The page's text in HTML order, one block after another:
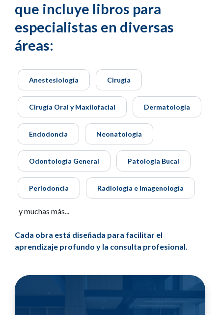
que incluye libros para
especialistas en diversas
áreas:
Anestesiología Cirugía
Cirugía Oral y Maxilofacial Dermatología
Endodoncia Neonatología
Odontología General Patología Bucal
Periodoncia Radiología e Imagenología
y muchas más...
Cada obra está diseñada para facilitar el
aprendizaje profundo y la consulta profesional.